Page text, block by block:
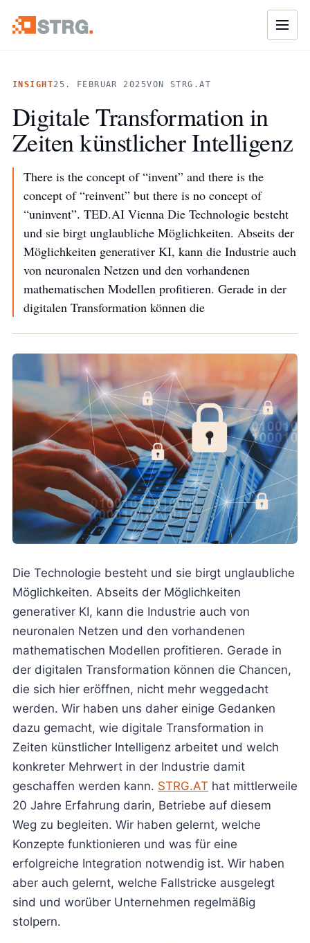
INSIGHT25. FEBRUAR 2025VON STRG.AT
Digitale Transformation in
Zeiten künstlicher Intelligenz
There is the concept of “invent” and there is the
concept of “reinvent” but there is no concept of
“uninvent”. TED.AI Vienna Die Technologie besteht
und sie birgt unglaubliche Möglichkeiten. Abseits der
Möglichkeiten generativer KI, kann die Industrie auch
von neuronalen Netzen und den vorhandenen
mathematischen Modellen profitieren. Gerade in der
digitalen Transformation können die
Die Technologie besteht und sie birgt unglaubliche
Möglichkeiten. Abseits der Möglichkeiten
generativer KI, kann die Industrie auch von
neuronalen Netzen und den vorhandenen
mathematischen Modellen profitieren. Gerade in
der digitalen Transformation können die Chancen,
die sich hier eröffnen, nicht mehr weggedacht
werden. Wir haben uns daher einige Gedanken
dazu gemacht, wie digitale Transformation in
Zeiten künstlicher Intelligenz arbeitet und welch
konkreter Mehrwert in der Industrie damit
geschaffen werden kann. STRG.AT hat mittlerweile
20 Jahre Erfahrung darin, Betriebe auf diesem
Weg zu begleiten. Wir haben gelernt, welche
Konzepte funktionieren und was für eine
erfolgreiche Integration notwendig ist. Wir haben
aber auch gelernt, welche Fallstricke ausgelegt
sind und worüber Unternehmen regelmäßig
stolpern.